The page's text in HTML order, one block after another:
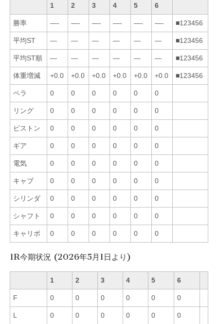
1 2 3 4 5 6
勝率 —- —- —- —- —- —- ■123456
平均ST — — — — — — ■123456
平均ST順 — — — — — — ■123456
体重増減 +0.0 +0.0 +0.0 +0.0 +0.0 +0.0 ■123456
ペラ 0 0 0 0 0 0
リング 0 0 0 0 0 0
ピストン 0 0 0 0 0 0
ギア 0 0 0 0 0 0
電気 0 0 0 0 0 0
キャブ 0 0 0 0 0 0
シリンダ 0 0 0 0 0 0
シャフト 0 0 0 0 0 0
キャリボ 0 0 0 0 0 0
1R今期状況 (2026年5月1日より)
1 2 3 4 5 6
F 0 0 0 0 0 0
L 0 0 0 0 0 0